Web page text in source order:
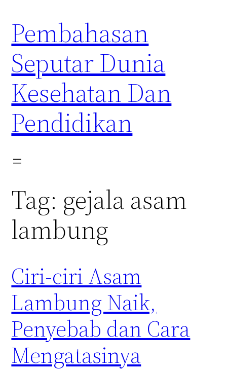
content
Pembahasan
Seputar Dunia
Kesehatan Dan
Pendidikan
Tag: gejala asam
lambung
Ciri-ciri Asam
Lambung Naik,
Penyebab dan Cara
Mengatasinya